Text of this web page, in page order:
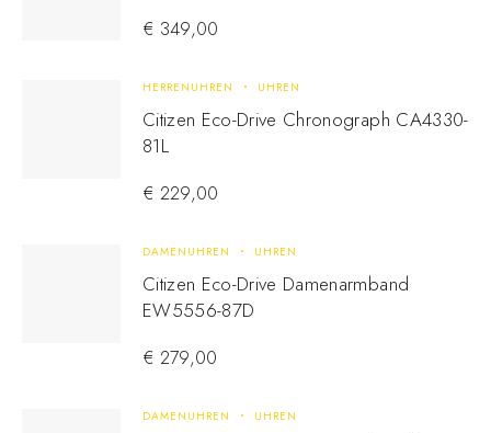
€ 349,00
HERRENUHREN UHREN
Citizen Eco-Drive Chronograph CA4330-
81L
€ 229,00
DAMENUHREN UHREN
Citizen Eco-Drive Damenarmband
EW5556-87D
€ 279,00
DAMENUHREN UHREN